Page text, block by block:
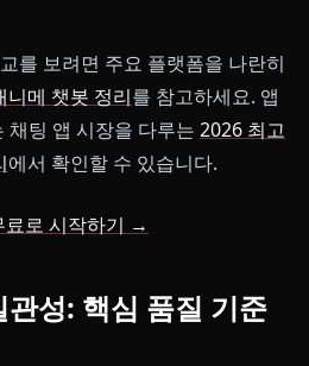
를 보려면 주요 플랫폼을 나란히
메 챗봇 정리를 참고하세요. 앱
채팅 앱 시장을 다루는 2026 최고
에서 확인할 수 있습니다.
료로 시작하기 →
성: 핵심 품질 기준